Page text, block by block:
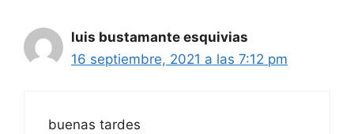
luis bustamante esquivias
16 septiembre, 2021 a las 7:12 pm
buenas tardes